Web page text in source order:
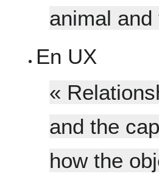
animal
En UX
«
and the
how the